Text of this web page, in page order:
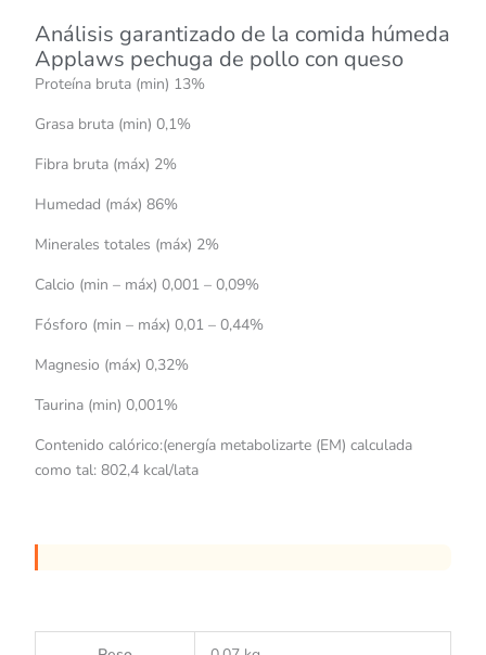
Análisis garantizado de la comida húmeda
Applaws pechuga de pollo con queso
Proteína bruta (min) 13%
Grasa bruta (min) 0,1%
Fibra bruta (máx) 2%
Humedad (máx) 86%
Minerales totales (máx) 2%
Calcio (min – máx) 0,001 – 0,09%
Fósforo (min – máx) 0,01 – 0,44%
Magnesio (máx) 0,32%
Taurina (min) 0,001%
Contenido calórico:(energía metabolizarte (EM) calculada
como tal: 802,4 kcal/lata